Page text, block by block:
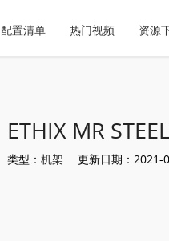
配置清单 热门视频 资源
ETHIX MR
类型：机架 更新日期：2021-